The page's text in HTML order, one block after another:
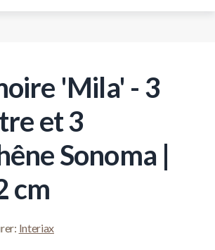
'Mila' - 3
et 3
Sonoma |
cm
Interiax